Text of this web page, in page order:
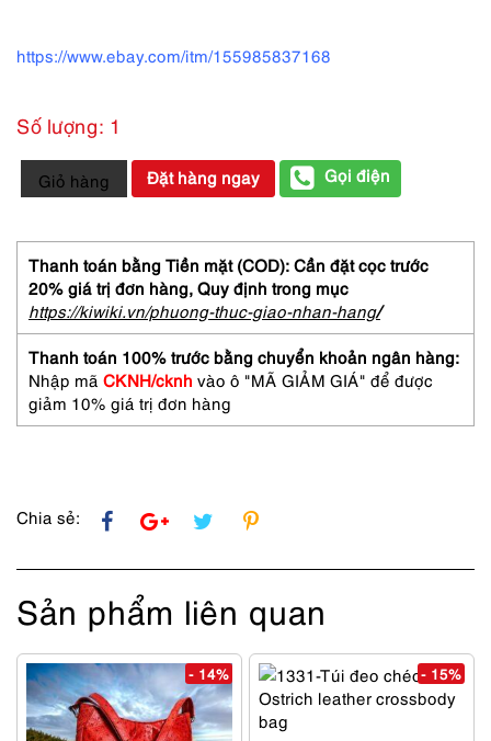
https://www.ebay.com/itm/155985837168
Số lượng: 1
4005-
Túi
nữ/nam-
MULBERRY
Roxanne
patent
leather
handbag-
Khá
mới
số
Giỏ hàng Đặt hàng ngay Gọi điện
Thanh toán bằng Tiền mặt (COD): Cần đặt cọc trước
20% giá trị đơn hàng, Quy định trong mục
https://kiwiki.vn/phuong-thuc-giao-nhan-hang/
Thanh toán 100% trước bằng chuyển khoản ngân hàng:
Nhập mã CKNH/cknh vào ô "MÃ GIẢM GIÁ" để được
giảm 10% giá trị đơn hàng
Chia sẻ:
Sản phẩm liên quan
- 14% - 15%